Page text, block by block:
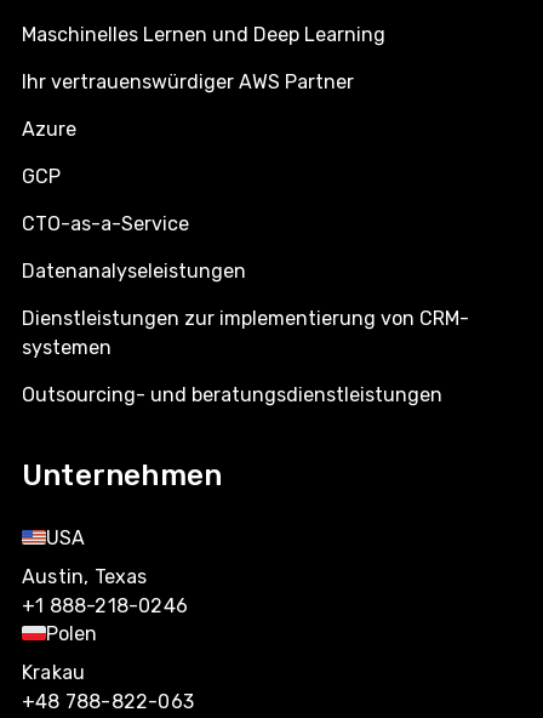
Maschinelles Lernen und Deep Learning
Ihr vertrauenswürdiger AWS Partner
Azure
GCP
CTO-as-a-Service
Datenanalyseleistungen
Dienstleistungen zur implementierung von CRM-
systemen
Outsourcing- und beratungsdienstleistungen
Unternehmen
USA
Austin, Texas
+1 888-218-0246
Polen
Krakau
+48 788-822-063